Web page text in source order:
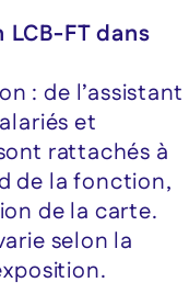
FT dans
: de l’assistant
et
rattachés à
de la fonction,
de la carte.
selon la